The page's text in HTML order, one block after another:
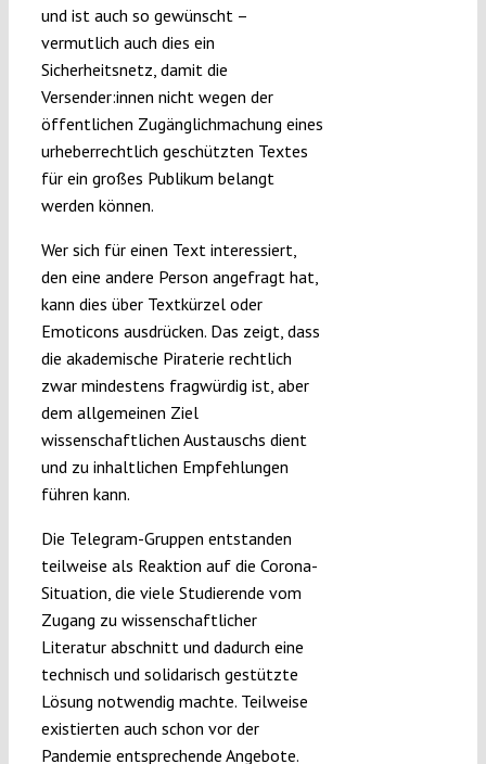
und ist auch so gewünscht –
vermutlich auch dies ein
Sicherheitsnetz, damit die
Versender:innen nicht wegen der
öffentlichen Zugänglichmachung eines
urheberrechtlich geschützten Textes
für ein großes Publikum belangt
werden können.
Wer sich für einen Text interessiert,
den eine andere Person angefragt hat,
kann dies über Textkürzel oder
Emoticons ausdrücken. Das zeigt, dass
die akademische Piraterie rechtlich
zwar mindestens fragwürdig ist, aber
dem allgemeinen Ziel
wissenschaftlichen Austauschs dient
und zu inhaltlichen Empfehlungen
führen kann.
Die Telegram-Gruppen entstanden
teilweise als Reaktion auf die Corona-
Situation, die viele Studierende vom
Zugang zu wissenschaftlicher
Literatur abschnitt und dadurch eine
technisch und solidarisch gestützte
Lösung notwendig machte. Teilweise
existierten auch schon vor der
Pandemie entsprechende Angebote.